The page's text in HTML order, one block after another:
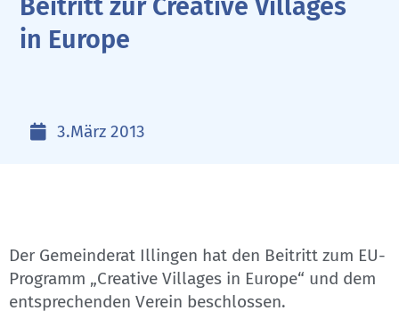
Beitritt zur Creative Villages
in Europe
3.März 2013
Der Gemeinderat Illingen hat den Beitritt zum EU-
Programm „Creative Villages in Europe“ und dem
entsprechenden Verein beschlossen.